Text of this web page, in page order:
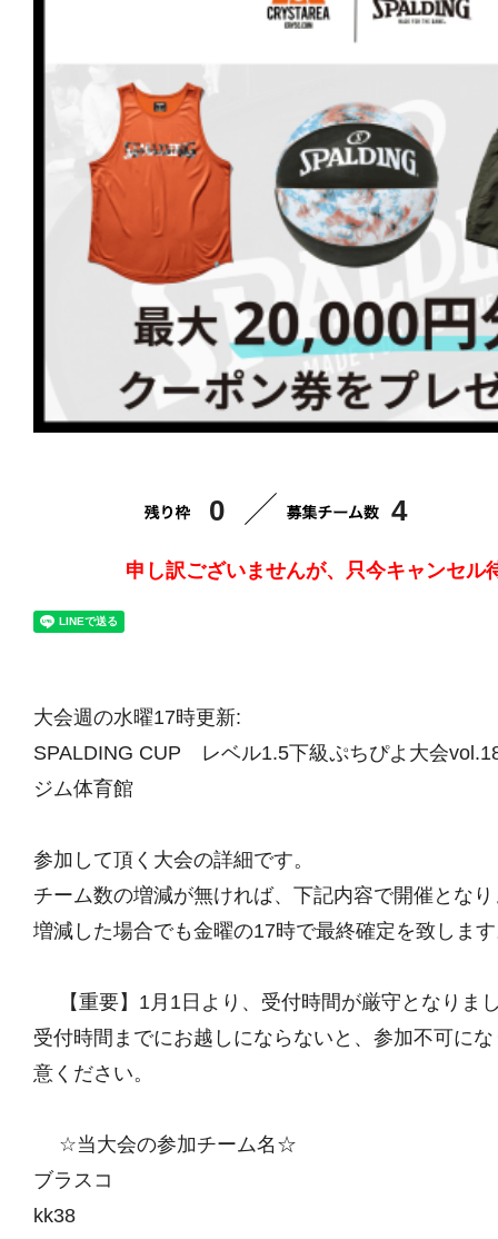
0 4
申し訳ございませんが、只今キャンセル
大会週の水曜17時更新:
SPALDING CUP レベル1.5下級ぷちぴよ大会
ジム体育館
参加して頂く大会の詳細です。
チーム数の増減が無ければ、下記内容で開催とな
増減した場合でも金曜の17時で最終確定を致しま
【重要】1月1日より、受付時間が厳守となり
受付時間までにお越しにならないと、参加不可に
意ください。
☆当大会の参加チーム名☆
ブラスコ
kk38